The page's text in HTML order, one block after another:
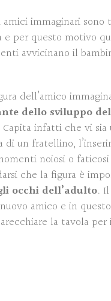
immaginari
per questo motivo
avvicinano il
dell’amico
dello sviluppo
infatti che vi
di un fratellino,
noiosi o
che la figura è
occhi dell’adulto.
amico e in
la tavola